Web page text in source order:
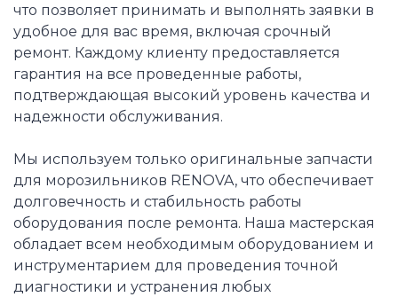
что позволяет принимать и выполнять заявки в
удобное для вас время, включая срочный
ремонт. Каждому клиенту предоставляется
гарантия на все проведенные работы,
подтверждающая высокий уровень качества и
надежности обслуживания.
Мы используем только оригинальные запчасти
для морозильников RENOVA, что обеспечивает
долговечность и стабильность работы
оборудования после ремонта. Наша мастерская
обладает всем необходимым оборудованием и
инструментарием для проведения точной
диагностики и устранения любых